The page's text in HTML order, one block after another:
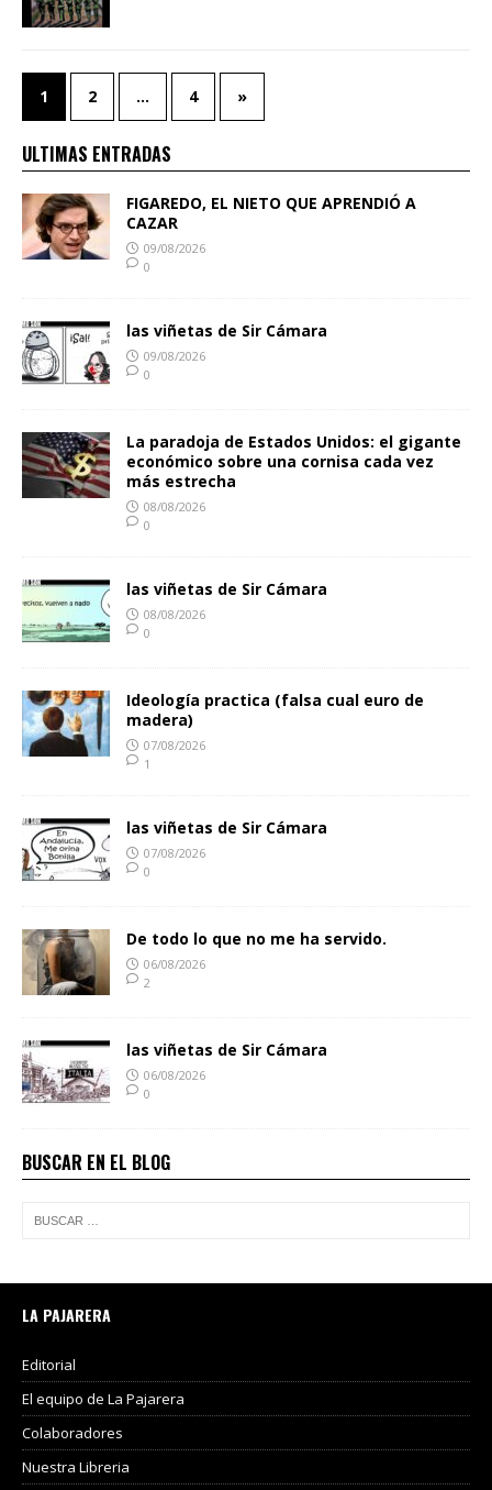
1 2 … 4 »
ULTIMAS ENTRADAS
FIGAREDO, EL NIETO QUE APRENDIÓ A
CAZAR
09/08/2026
0
las viñetas de Sir Cámara
09/08/2026
0
La paradoja de Estados Unidos: el gigante
económico sobre una cornisa cada vez
más estrecha
08/08/2026
0
las viñetas de Sir Cámara
08/08/2026
0
Ideología practica (falsa cual euro de
madera)
07/08/2026
1
las viñetas de Sir Cámara
07/08/2026
0
De todo lo que no me ha servido.
06/08/2026
2
las viñetas de Sir Cámara
06/08/2026
0
BUSCAR EN EL BLOG
LA PAJARERA
Editorial
El equipo de La Pajarera
Colaboradores
Nuestra Libreria